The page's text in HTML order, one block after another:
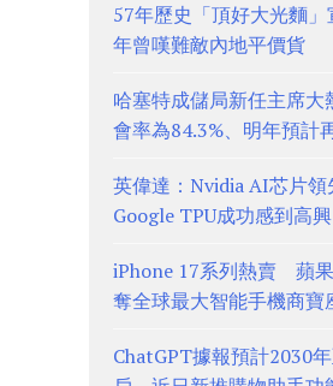
57年歷史「頂好大光麵
年曾嘆難敵內地平價貨
哈塞特成儲局新任主席
會率為84.3%、明年預計
英偉達：Nvidia AI芯片
Google TPU成功感到高興
iPhone 17系列熱賣 蘋
奪全球最大智能手機商寶
ChatGPT據報預計2030